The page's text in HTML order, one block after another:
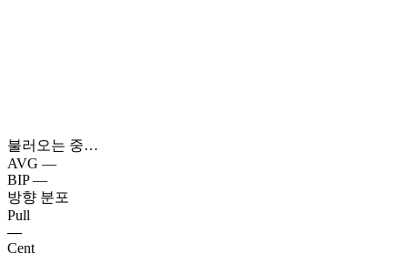
불러오는 중…
AVG —
BIP —
방향 분포
Pull
—
Cent